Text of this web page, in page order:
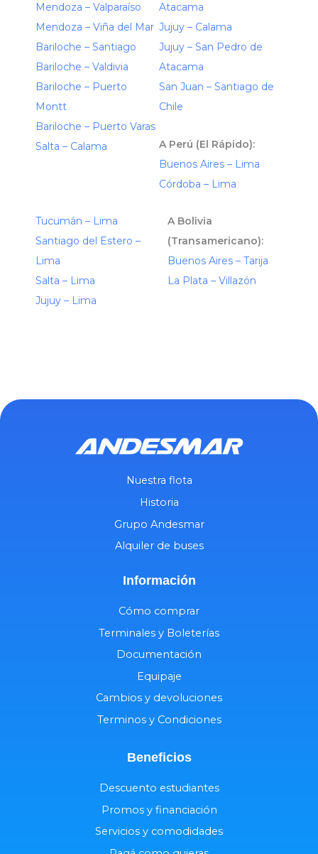
Mendoza – Valparaíso
Mendoza – Viña del Mar
Bariloche – Santiago
Bariloche – Valdivia
Bariloche – Puerto
Montt
Bariloche – Puerto Varas
Salta – Calama
Atacama
Jujuy – Calama
Jujuy – San Pedro de
Atacama
San Juan – Santiago de
Chile
A Perú (El Rápido):
Buenos Aires – Lima
Córdoba – Lima
Tucumán – Lima
Santiago del Estero –
Lima
Salta – Lima
Jujuy – Lima
A Bolivia
(Transamericano):
Buenos Aires – Tarija
La Plata – Villazón
Nuestra flota
Historia
Grupo Andesmar
Alquiler de buses
Información
Cómo comprar
Terminales y Boleterías
Documentación
Equipaje
Cambios y devoluciones
Terminos y Condiciones
Beneficios
Descuento estudiantes
Promos y financiación
Servicios y comodidades